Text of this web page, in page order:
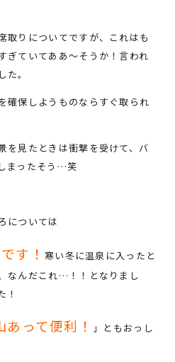
取りについてですが、これはも
ぎていてああ～そうか！言われ
。
確保しようものならすぐ取られ
を見たときは衝撃を受けて、バ
まったそう…笑
については
す！ 寒い冬に温泉に入ったと
なんだこれ…！！となりまし
！
って便利！
」ともおっし